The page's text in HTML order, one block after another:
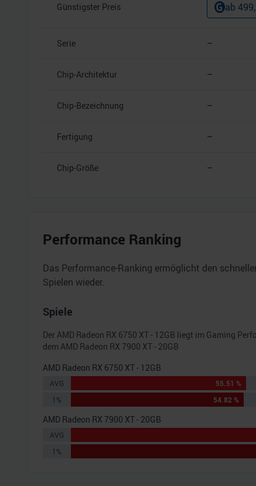
Günstigster Preis ab
Serie –
Chip-Architektur –
Chip-Bezeichnung –
Fertigung –
Chip-Größe –
Performance Ranking
Das Performance-Ranking ermöglicht den
Spielen wieder.
Spiele
DerAMD Radeon RX 6750 XT - 12GB liegt im Gaming
dem AMD Radeon RX 7900 XT - 20GB
AMD Radeon RX 6750 XT - 12GB
AVG
55.51 %
1%
54.82 %
AMD Radeon RX 7900 XT - 20GB
AVG
1%